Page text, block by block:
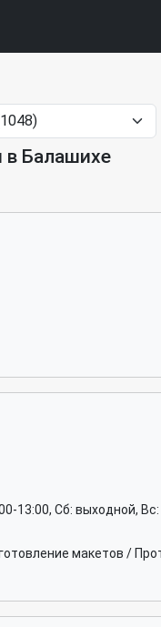
в Балашихе
13:00, Сб: выходной,
макетов /